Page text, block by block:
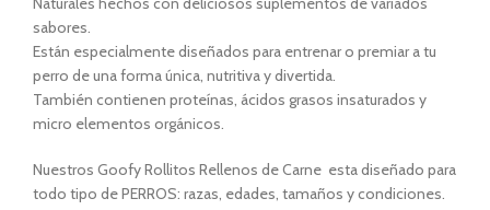
sabores.
Están especialmente diseñados para entrenar o premiar a tu
perro de una forma única, nutritiva y divertida.
También contienen proteínas, ácidos grasos insaturados y
micro elementos orgánicos.
Nuestros Goofy Rollitos Rellenos de Carne esta diseñado para
todo tipo de PERROS: razas, edades, tamaños y condiciones.